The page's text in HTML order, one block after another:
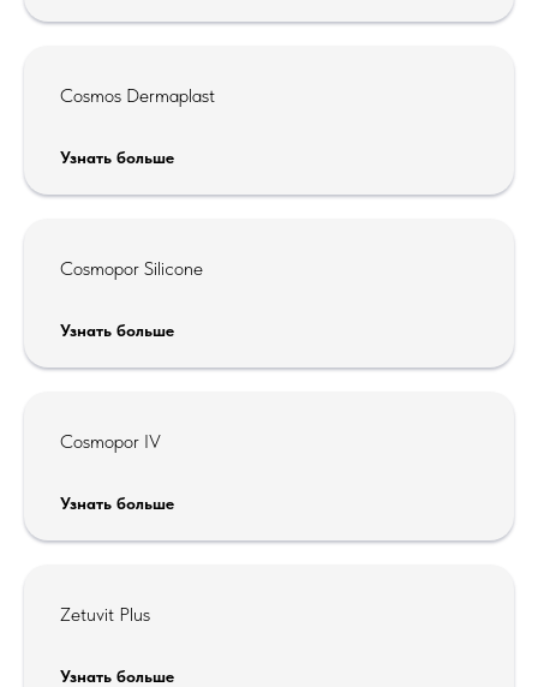
Cosmos Dermaplast
Узнать больше
Cosmopor Silicone
Узнать больше
Cosmopor IV
Узнать больше
Zetuvit Plus
Узнать больше